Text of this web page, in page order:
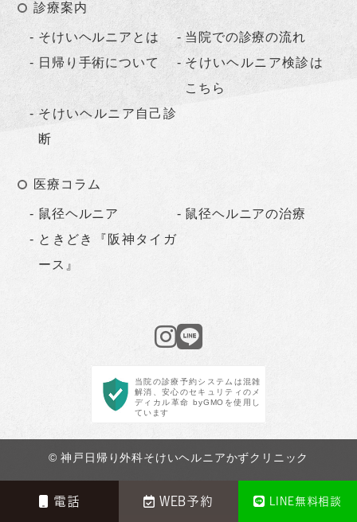
電話 WEB予約 LINE無料相談
診療案内
そけいヘルニアとは
当院での診療の流れ
日帰り手術について
そけいヘルニア検診は
こちら
そけいヘルニア自己診
断
医療コラム
鼠径ヘルニア
鼠径ヘルニアの治療
ときどき『阪神タイガ
ース』
当院の診療予約システムは混雑
解消、安心のセキュリティのメ
ディカル革命 byGMOを使用し
ています
© 神戸日帰り外科そけいヘルニアかずクリニック